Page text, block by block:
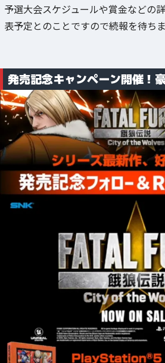
予選大会スケジュールや賞金などの
表予定とのことですので続報を待ち
発売記念キャンペーン開催！